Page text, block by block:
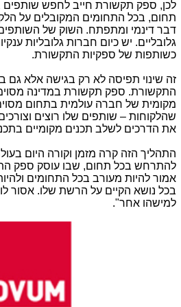
לכן, ספק תקשורת חייב לחפש
תחום, בכל התחומים המקובלים על
דבר דינמי ומתפתח. השוק של
גלובליים. יש כיום חברות גלובליות
כשותפות של ספקיות התקשורת.
זה שינוי תפיסה לא רק בגישה אלא
התקשורת. ספק תקשורת במדינה
מקומית של חברה עולמית בתחום
שהלקוחות – שותפים שלו רוצים
את הדרכים לשלב תכנים מקומיים
התהליך הזה קרה מזמן וקורה היום
להתרחש בכל תחום, שבו עוסק ספק
אמור להיות מעורב בכל התחומים
בכל נושא הקיים על הרשת שלו. אסור
למישהו אחר".